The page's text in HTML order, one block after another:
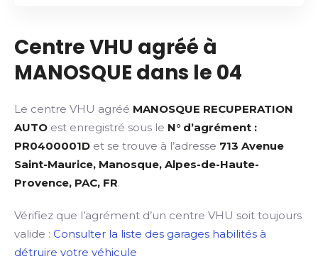
Centre VHU agréé à
MANOSQUE dans le 04
Le centre VHU agréé MANOSQUE RECUPERATION
AUTO est enregistré sous le N° d’agrément :
PR0400001D et se trouve à l’adresse 713 Avenue
Saint-Maurice, Manosque, Alpes-de-Haute-
Provence, PAC, FR.
Vérifiez que l’agrément d’un centre VHU soit toujours
valide : Consulter la liste des garages habilités à
détruire votre véhicule